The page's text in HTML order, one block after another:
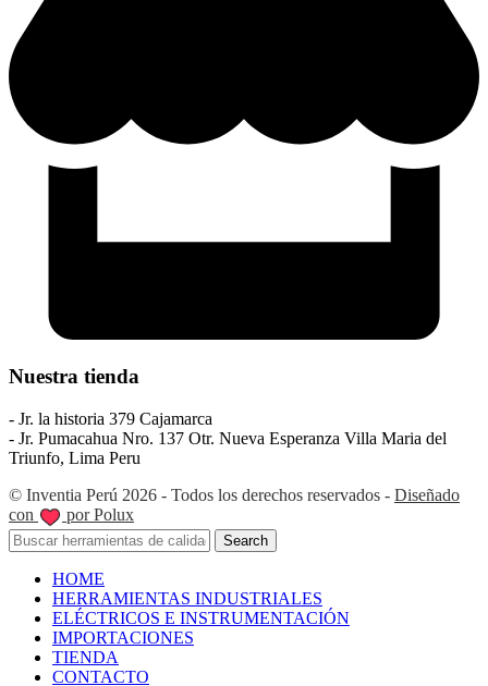
Nuestra tienda
- Jr. la historia 379 Cajamarca
- Jr. Pumacahua Nro. 137 Otr. Nueva Esperanza Villa Maria del
Triunfo, Lima Peru
© Inventia Perú 2026 - Todos los derechos reservados - Diseñado
con
por Polux
Search
HOME
HERRAMIENTAS INDUSTRIALES
ELÉCTRICOS E INSTRUMENTACIÓN
IMPORTACIONES
TIENDA
CONTACTO